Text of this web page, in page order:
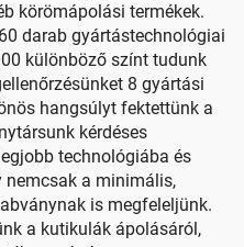
körömápolási termékek.
darab gyártástechnológiai
különböző színt tudunk
8 gyártási
hangsúlyt fektettünk a
kérdéses
technológiába és
nemcsak a minimális,
is megfeleljünk.
a kutikulák ápolásáról,